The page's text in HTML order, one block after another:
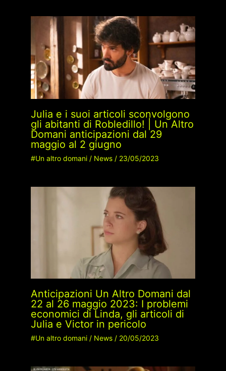
Julia e i suoi articoli sconvolgono
gli abitanti di Robledillo! | Un Altro
Domani anticipazioni dal 29
maggio al 2 giugno
#Un altro domani/ News/ 23/05/2023
Anticipazioni Un Altro Domani dal
22 al 26 maggio 2023: I problemi
economici di Linda, gli articoli di
Julia e Victor in pericolo
#Un altro domani/ News/ 20/05/2023